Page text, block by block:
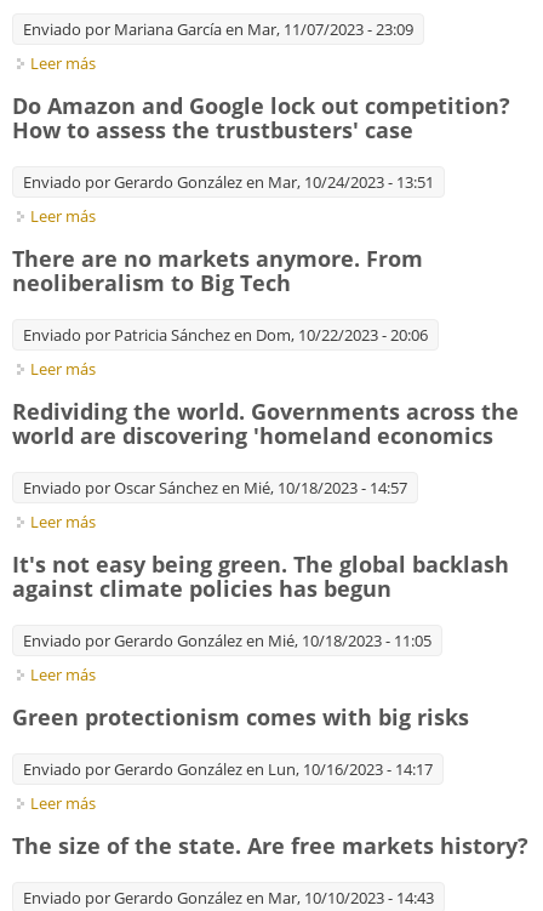
Enviado por Mariana Garcíaen Mar, 11/07/2023 - 23:09
Leer más
ancestral indígena
Do Amazon and Google lock out competition?
How to assess the trustbusters' case
Enviado porGerardo Gonzálezen Mar, 10/24/2023 - 13:51
Leer más
There are no markets anymore. From
neoliberalism to Big Tech
Enviado por Patricia Sánchezen Dom, 10/22/2023 - 20:06
Leer más
Redividing the world. Governments across the
world are discovering 'homeland economics
Enviado porOscar Sánchezen Mié, 10/18/2023 - 14:57
Leer más
It's not easy being green. The global backlash
against climate policies has begun
Enviado porGerardo Gonzálezen Mié, 10/18/2023 - 11:05
Leer más
Green protectionism comes with big risks
Enviado porGerardo Gonzálezen Lun, 10/16/2023 - 14:17
Leer más
The size of the state. Are free markets history?
Enviado porGerardo Gonzálezen Mar, 10/10/2023 - 14:43